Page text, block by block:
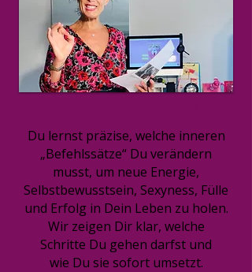
Du lernst präzise, welche inneren
„Befehlssätze“ Du verändern
musst, um neue Energie,
Selbstbewusstsein, Sexyness, Fülle
und Erfolg in Dein Leben zu holen.
Wir zeigen Dir klar, welche
Schritte Du gehen darfst und
wie Du sie sofort umsetzt.